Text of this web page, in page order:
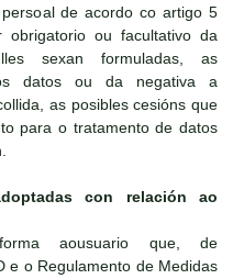
de acordo co artigo 5
ou facultativo da
sexan formuladas, as
datos ou da negativa a
as posibles cesións que
para o tratamento de datos
con relación ao
aousuario que, de
e o Regulamento de Medidas